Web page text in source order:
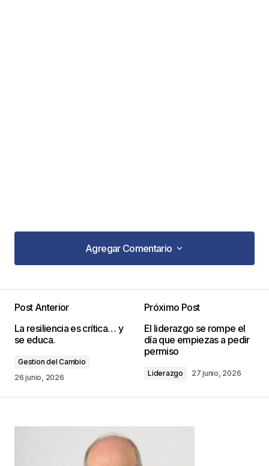
Agregar Comentario
Agregar Comentario
publicada. Los campos obligatorios están
marcados con
Comentario
Post Anterior
La resiliencia es crítica… y
se educa.
Gestion del Cambio
26 junio, 2026
Próximo Post
El liderazgo se rompe el
día que empiezas a pedir
permiso
Liderazgo 27 junio, 2026